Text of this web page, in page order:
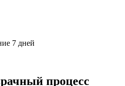
7 дней
процесс